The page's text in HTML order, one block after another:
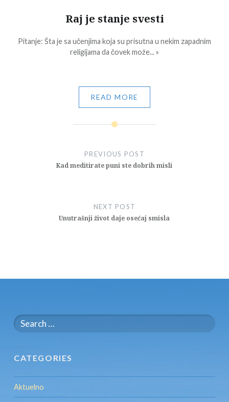
Raj je stanje svesti
Pitanje: Šta je sa učenjima koja su prisutna u nekim zapadnim
religijama da čovek može... »
READ MORE
PREVIOUS POST
Kad meditirate puni ste dobrih misli
NEXT POST
Unutrašnji život daje osećaj smisla
Search
for:
CATEGORIES
Aktuelno